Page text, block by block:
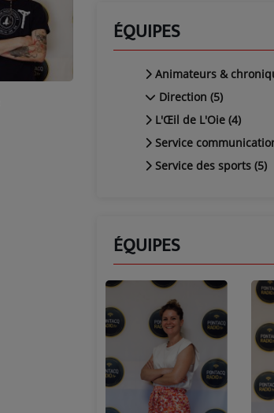
ÉQUIPES
Animateurs &
Direction (5)
L'Œil de L'Oie (4)
Service
Service des sports (5)
ÉQUIPES